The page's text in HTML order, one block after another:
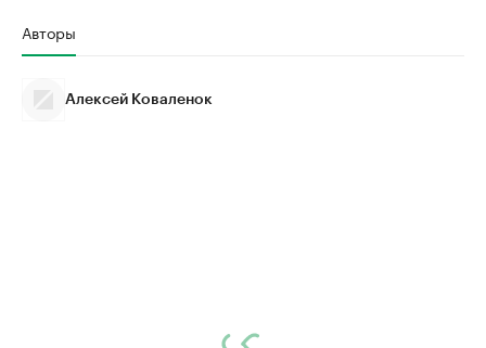
Авторы
Алексей Коваленок